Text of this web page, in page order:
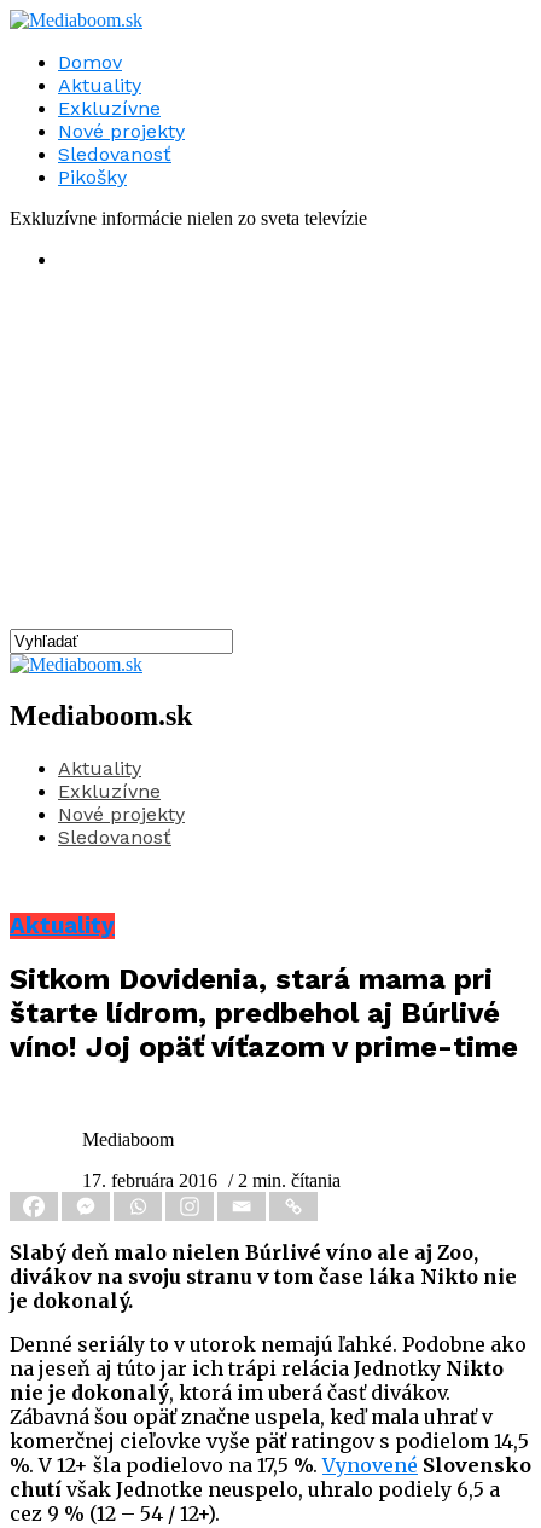
Domov
Aktuality
Exkluzívne
Nové projekty
Sledovanosť
Pikošky
Exkluzívne informácie nielen zo sveta televízie
Mediaboom.sk
Aktuality
Exkluzívne
Nové projekty
Sledovanosť
Aktuality
Sitkom Dovidenia, stará mama pri
štarte lídrom, predbehol aj Búrlivé
víno! Joj opäť víťazom v prime-time
Mediaboom
17. februára 2016 / 2 min. čítania
Slabý deň malo nielen Búrlivé víno ale aj Zoo,
divákov na svoju stranu v tom čase láka Nikto nie
je dokonalý.
Denné seriály to v utorok nemajú ľahké. Podobne ako
na jeseň aj túto jar ich trápi relácia Jednotky Nikto
nie je dokonalý, ktorá im uberá časť divákov.
Zábavná šou opäť značne uspela, keď mala uhrať v
komerčnej cieľovke vyše päť ratingov s podielom 14,5
%. V 12+ šla podielovo na 17,5 %.Vynovené Slovensko
chutí však Jednotke neuspelo, uhralo podiely 6,5 a
cez 9 % (12 – 54 / 12+).